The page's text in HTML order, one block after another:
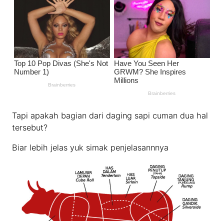
Tapi apakah bagian dari daging sapi cuman dua hal
tersebut?
Biar lebih jelas yuk simak penjelasannnya